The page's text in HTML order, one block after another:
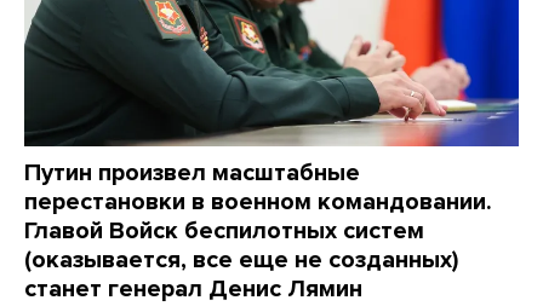
Путин произвел масштабные
перестановки в военном командовании.
Главой Войск беспилотных систем
(оказывается, все еще не созданных)
станет генерал Денис Лямин